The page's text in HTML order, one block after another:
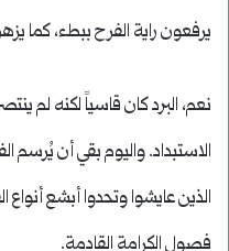
يرفعون راية الفرح ببطء، كما
نعم، البرد كان قاسياً لكنه لم
الاستبداد. واليوم بقي أن يُرسم
الذين عايشوا وتحدوا أبشع
فصول الكرامة القادمة.